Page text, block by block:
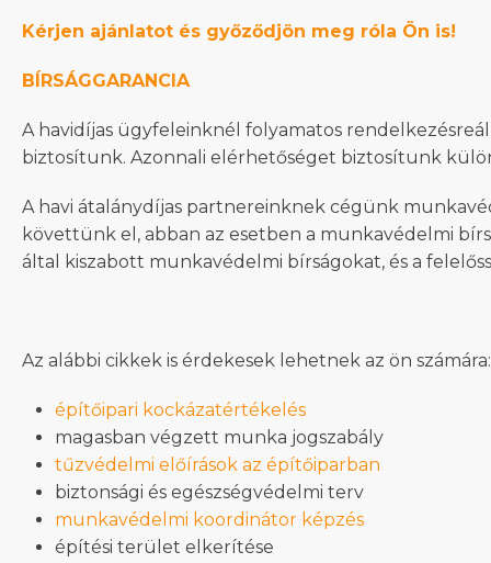
Kérjen ajánlatot és győződjön meg róla Ön is!
BÍRSÁGGARANCIA
A havidíjas ügyfeleinknél folyamatos
biztosítunk. Azonnali elérhetőséget biztosítunk
A havi átalánydíjas partnereinknek cégünk
követtünk el, abban az esetben a munkavédelmi
által kiszabott munkavédelmi bírságokat, és a
Az alábbi cikkek is érdekesek lehetnek az ön számára:
építőipari kockázatértékelés
magasban végzett munka jogszabály
tűzvédelmi előírások az építőiparban
biztonsági és egészségvédelmi terv
munkavédelmi koordinátor képzés
építési terület elkerítése